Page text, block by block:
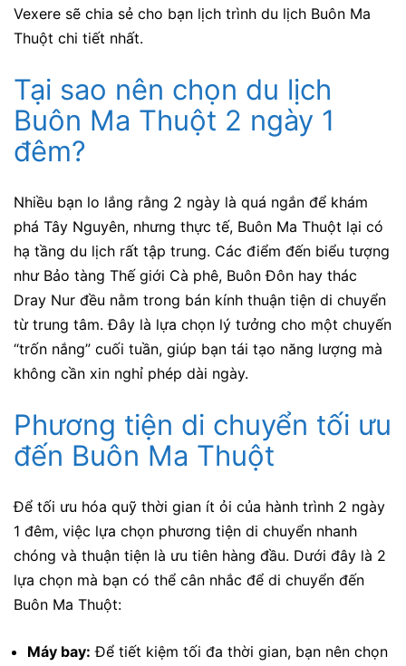
Vexere sẽ chia sẻ cho bạn lịch trình du lịch Buôn Ma
Thuột chi tiết nhất.
Tại sao nên chọn du lịch
Buôn Ma Thuột 2 ngày 1
đêm?
Nhiều bạn lo lắng rằng 2 ngày là quá ngắn để khám
phá Tây Nguyên, nhưng thực tế, Buôn Ma Thuột lại có
hạ tầng du lịch rất tập trung. Các điểm đến biểu tượng
như Bảo tàng Thế giới Cà phê, Buôn Đôn hay thác
Dray Nur đều nằm trong bán kính thuận tiện di chuyển
từ trung tâm. Đây là lựa chọn lý tưởng cho một chuyến
“trốn nắng” cuối tuần, giúp bạn tái tạo năng lượng mà
không cần xin nghỉ phép dài ngày.
Phương tiện di chuyển tối ưu
đến Buôn Ma Thuột
Để tối ưu hóa quỹ thời gian ít ỏi của hành trình 2 ngày
1 đêm, việc lựa chọn phương tiện di chuyển nhanh
chóng và thuận tiện là ưu tiên hàng đầu. Dưới đây là 2
lựa chọn mà bạn có thể cân nhắc để di chuyển đến
Buôn Ma Thuột:
Máy bay: Để tiết kiệm tối đa thời gian, bạn nên chọn